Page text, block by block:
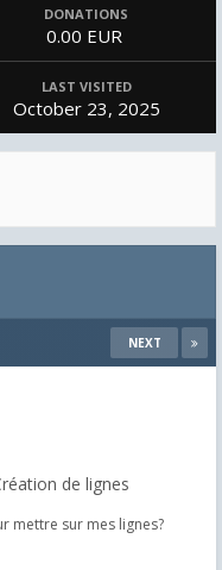
DONATIONS
0.00 EUR
LAST VISITED
October 23, 2025
NEXT
de lignes
mettre sur mes lignes?